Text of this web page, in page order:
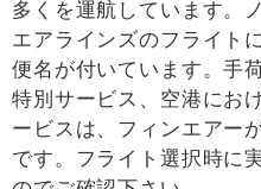
多くを運航しています。
エアラインズのフライト
便名が付いています。手
特別サービス、空港にお
ービスは、フィンエアー
です。フライト選択時に